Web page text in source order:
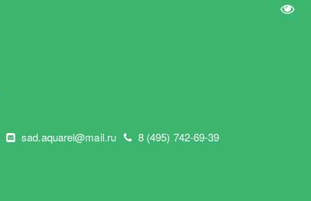
sad.aquarel@mail.ru 8 (495) 742-69-39